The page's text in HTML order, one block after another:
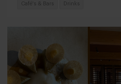
Café's & Bars Drinks